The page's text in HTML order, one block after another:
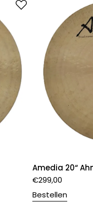
Amedia 20“
€299,00
Bestellen